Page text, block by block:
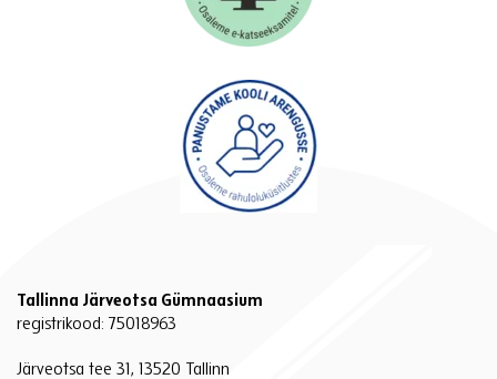
Tallinna Järveotsa Gümnaasium
registrikood: 75018963
Järveotsa tee 31, 13520 Tallinn